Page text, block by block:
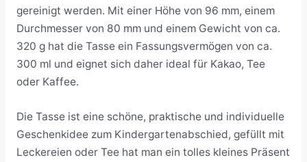
gereinigt werden. Mit einer Höhe von 96 mm, einem
Durchmesser von 80 mm und einem Gewicht von ca.
320 g hat die Tasse ein Fassungsvermögen von ca.
300 ml und eignet sich daher ideal für Kakao, Tee
oder Kaffee.
Die Tasse ist eine schöne, praktische und individuelle
Geschenkidee zum Kindergartenabschied, gefüllt mit
Leckereien oder Tee hat man ein tolles kleines Präsent